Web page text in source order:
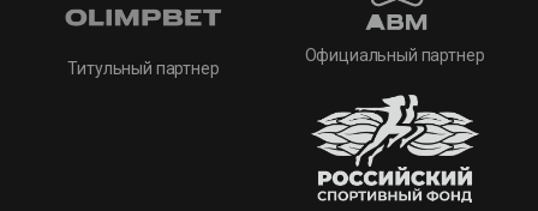
Титульный партнер
Официальный партнер